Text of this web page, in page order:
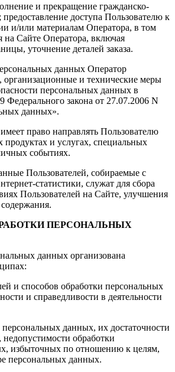
и прекращение гражданско-
доступа Пользователю к
и/или материалам Оператора, в том
на Сайте Оператора, включая
уточнение деталей заказа.
данных Оператор
организационные и технические меры
персональных данных в
Федерального закона от 27.07.2006 N
данных».
право направлять Пользователю
и услугах, специальных
событиях.
Пользователей, собираемые с
статистики, служат для сбора
Пользователей на Сайте, улучшения
ПЕРСОНАЛЬНЫХ
данных организована
и способов обработки персональных
и справедливости в деятельности
данных, их достаточности
недопустимости обработки
избыточных по отношению к целям,
персональных данных.